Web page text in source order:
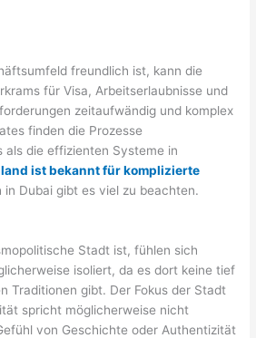
freundlich ist, kann die
für Visa, Arbeitserlaubnisse und
zeitaufwändig und komplex
finden die Prozesse
als die effizienten Systeme in
ist bekannt für komplizierte
in Dubai gibt es viel zu beachten.
Stadt ist, fühlen sich
isoliert, da es dort keine tief
Traditionen gibt. Der Fokus der Stadt
spricht möglicherweise nicht
von Geschichte oder Authentizität